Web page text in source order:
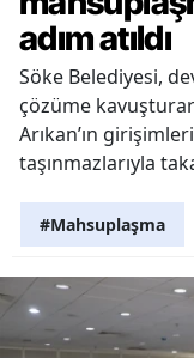
adım atıldı
Söke Belediyesi,
çözüme
Arıkan’ın
taşınmazlarıyla
#Mahsuplaşma